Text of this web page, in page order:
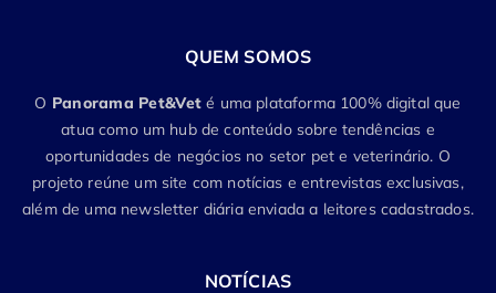
QUEM SOMOS
O Panorama Pet&Vet é uma plataforma 100% digital que
atua como um hub de conteúdo sobre tendências e
oportunidades de negócios no setor pet e veterinário. O
projeto reúne um site com notícias e entrevistas exclusivas,
além de uma newsletter diária enviada a leitores cadastrados.
NOTÍCIAS